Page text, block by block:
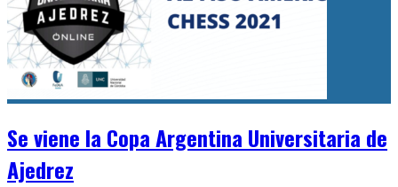
Se viene la Copa Argentina Universitaria de
Ajedrez